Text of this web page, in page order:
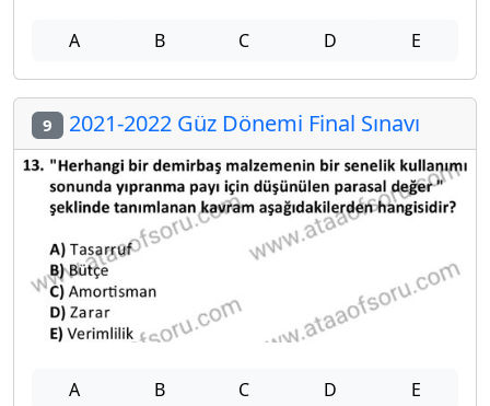
A B C D E
9 2021-2022 Güz Dönemi Final Sınavı
A B C D E